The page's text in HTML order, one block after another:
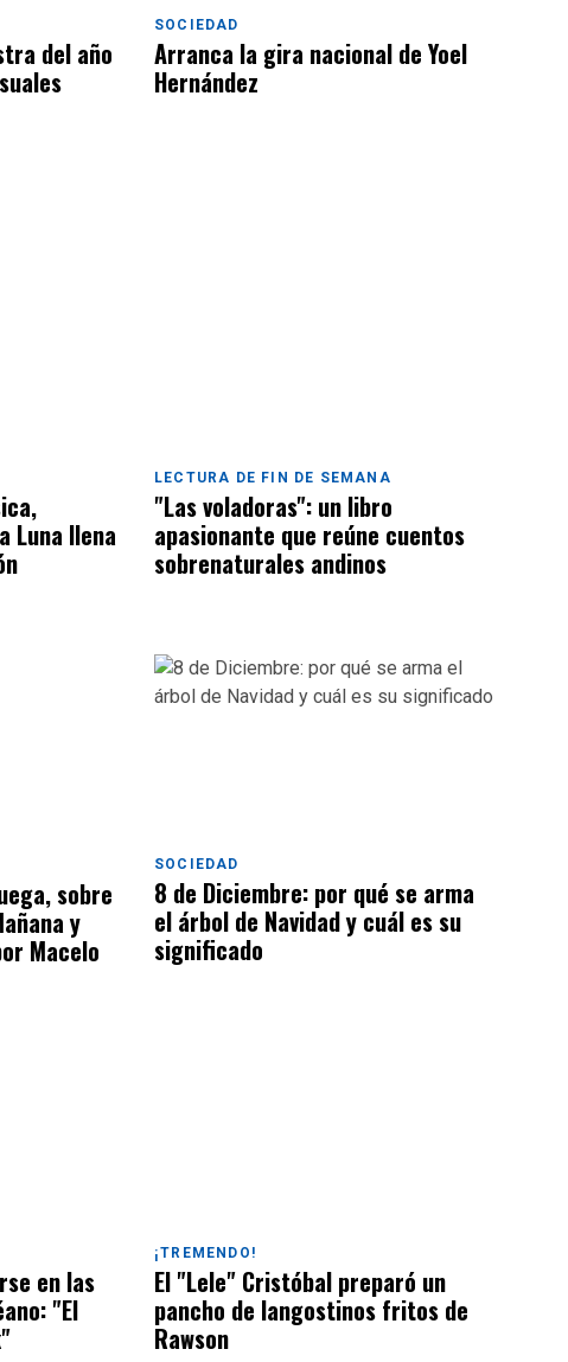
del año
SOCIEDAD
Arranca la gira nacional de Yoel
Hernández
Luna llena
LECTURA DE FIN DE SEMANA
"Las voladoras": un libro
apasionante que reúne cuentos
sobrenaturales andinos
sobre
y
Macelo
SOCIEDAD
8 de Diciembre: por qué se arma
el árbol de Navidad y cuál es su
significado
en las
"El
¡TREMENDO!
El "Lele" Cristóbal preparó un
pancho de langostinos fritos de
Rawson